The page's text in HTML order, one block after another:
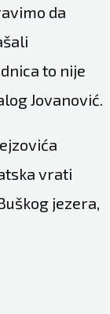
da
to nije
Jovanović.
vrati
jezera,